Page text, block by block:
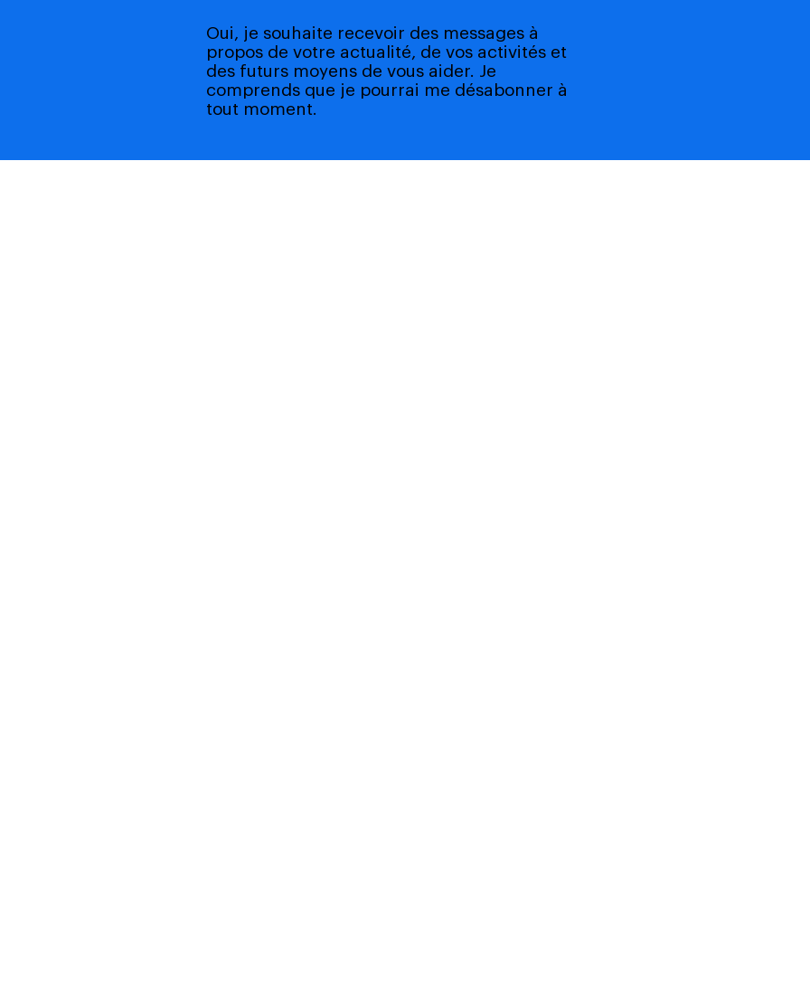
Oui, je souhaite recevoir des messages à
propos de votre actualité, de vos activités et
des futurs moyens de vous aider. Je
comprends que je pourrai me désabonner à
tout moment.